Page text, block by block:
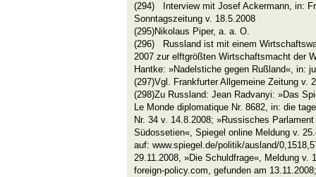
(294) Interview mit Josef Ackermann, in:
Sonntagszeitung v. 18.5.2008
(295)Nikolaus Piper, a. a. O.
(296) Russland ist mit einem
2007 zur elftgrößten Wirtschaftsmacht der
Hantke: »Nadelstiche gegen Rußland«, in:
(297)Vgl. Frankfurter Allgemeine Zeitung v.
(298)Zu Russland: Jean Radvanyi: »Das
Le Monde diplomatique Nr. 8682, in: die
Nr. 34 v. 14.8.2008; »Russisches
Südossetien«, Spiegel online Meldung v.
auf: www.spiegel.de/politik/ausland/
29.11.2008, »Die Schuldfrage«, Meldung v.
foreign-policy.com, gefunden am